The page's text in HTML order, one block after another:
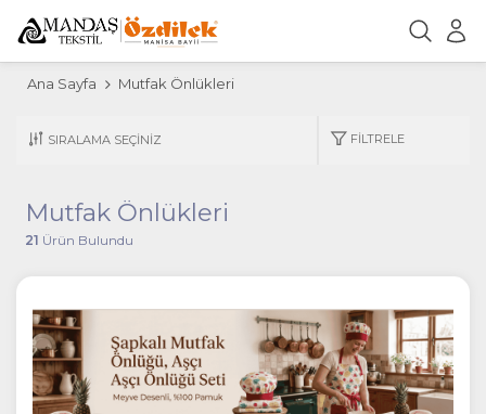
Ana Sayfa Mutfak Önlükleri
FILTRELE
Mutfak Önlükleri
21 Ürün Bulundu